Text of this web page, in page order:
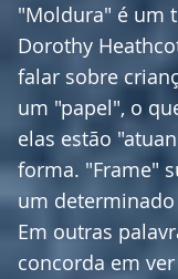
"Moldura" é um
Dorothy
falar sobre
um "papel", o
elas estão
forma. "Frame"
um
Em outras
concorda em